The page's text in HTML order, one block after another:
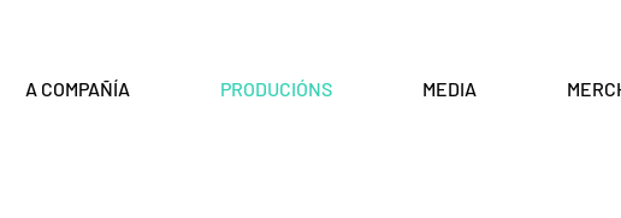
A COMPAÑÍA PRODUCIÓNS MEDIA